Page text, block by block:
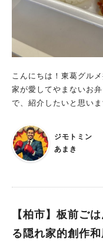
ーという4種類の銘柄が使われて
トが本当に美味しい！ 軽く片栗粉をまぶした素揚げのポテト
で、 外側がサックサク、中はホックホク。 塩加減も控えめで、
ポテトの甘味が引きたてられていま
お店ではアルコールも取り扱ってお
ルやワイン、サワーやハイ
クホクのポテトをつまみ
もちろん料理のほうも格別の美味
トが好きな方には是非とも
nさんについて詳しく知りたい方
入れ替わります。 どれもクオリティが高く、美味しいと評判の
きます。 入店したらまずレジに通されて注文をし、その後着席
するスタイルになっています。 コーヒーとセッ
ンチメニューは基本的
ます。 別個で頼むのと比べてドリンクが半額以下になるので、
セットで頼むのがおススメです。 今回、私は
特に美味しいと評判の合鴨ス
鴨スモーク丼をいただ
ハンバーグカレーのハンバーグ
OOD。 これは美味しいハンバーグです。 カレールーはそれほ
ラスソースのようなコク
スは値段変わらず白米
こんにちは！東葛グルメ探検
家が愛してやまないお
で、紹介したいと思います。 といっても、おそらく
ん。 柏、流山、松戸を含め全国で多店舗出店している、老舗の
お弁当屋さんです。 ほっかほか弁当 日本亭 北柏店：地元で愛
される創業40年の老舗お弁当チェー
御用達は北柏店さん。 もう何年も、こちらのお弁当にお世話に
から弁当」！ 店内にはお弁当のメニューがズラリ。 肉系から
ジモトミン
あまき
【柏市】板前ご
る隠れ家的創作